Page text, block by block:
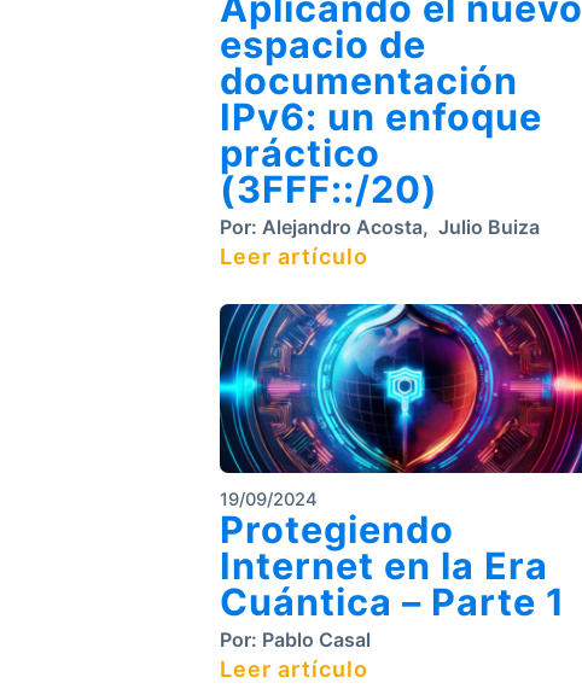
espacio de
documentación
IPv6: un enfoque
práctico
(3FFF::/20)
Por: Alejandro Acosta, Julio Buiza
Leer artículo
19/09/2024
Protegiendo
Internet en la Era
Cuántica – Parte 1
Por: Pablo Casal
Leer artículo